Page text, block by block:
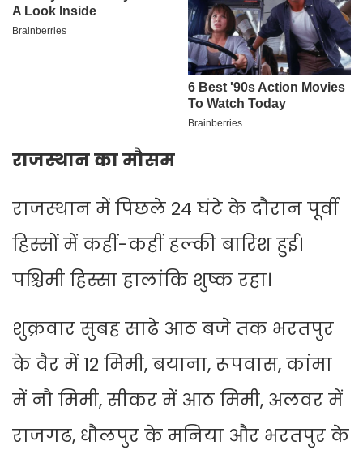
राजस्थान का मौसम
राजस्थान में पिछले 24 घंटे के दौरान पूर्वी
हिस्सों में कहीं-कहीं हल्की बारिश हुई।
पश्चिमी हिस्सा हालांकि शुष्क रहा।
शुक्रवार सुबह साढे आठ बजे तक भरतपुर
के वैर में 12 मिमी, बयाना, रूपवास, कांमा
में नौ मिमी, सीकर में आठ मिमी, अलवर में
राजगढ, धौलपुर के मनिया और भरतपुर के